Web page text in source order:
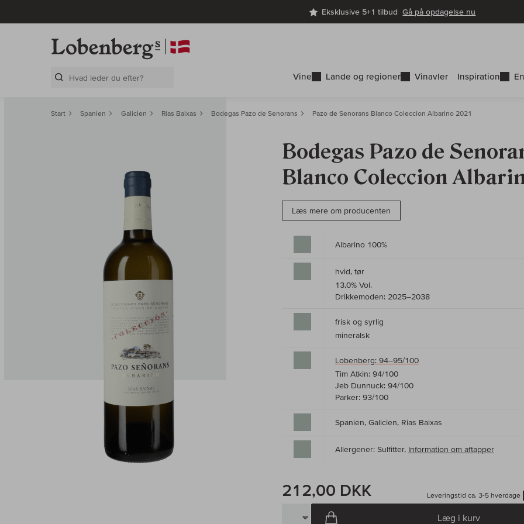
Eksklusive 5+1 tilbudGå på opdagelse nu
Vine Lande og regioner Vinavler Inspiration
Start Spanien Galicien Rias Baixas Bodegas Pazo de Senorans Pazo de Senorans Blanco Coleccion Albarino 2021
Bodegas Pazo de
Blanco Coleccion
Læs mere om producenten
Albarino 100%
hvid, tør
13,0% Vol.
Drikkemoden: 2025–2038
frisk og syrlig
mineralsk
Lobenberg: 94–95/100
Tim Atkin: 94/100
Jeb Dunnuck: 94/100
Parker: 93/100
Spanien, Galicien, Rias Baixas
Allergener: Sulfitter, Information om aftapper
212,00 DKK Leveringstid ca. 3-5 hverdage
Læg i kurv